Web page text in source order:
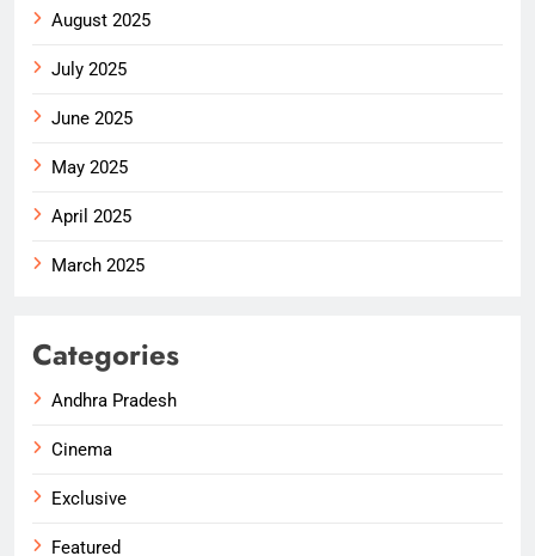
August 2025
July 2025
June 2025
May 2025
April 2025
March 2025
Categories
Andhra Pradesh
Cinema
Exclusive
Featured